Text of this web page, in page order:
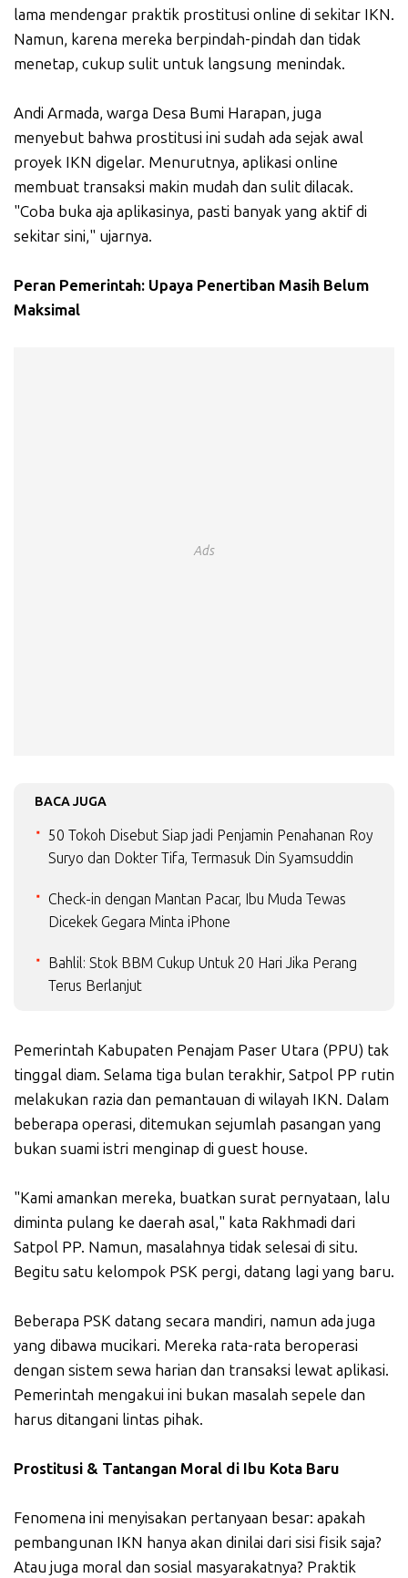
lama mendengar praktik prostitusi online di sekitar IKN.
Namun, karena mereka berpindah-pindah dan tidak
menetap, cukup sulit untuk langsung menindak.
Andi Armada, warga Desa Bumi Harapan, juga
menyebut bahwa prostitusi ini sudah ada sejak awal
proyek IKN digelar. Menurutnya, aplikasi online
membuat transaksi makin mudah dan sulit dilacak.
"Coba buka aja aplikasinya, pasti banyak yang aktif di
sekitar sini," ujarnya.
Peran Pemerintah: Upaya Penertiban Masih Belum
Maksimal
Ads
BACA JUGA
50 Tokoh Disebut Siap jadi Penjamin Penahanan Roy
Suryo dan Dokter Tifa, Termasuk Din Syamsuddin
Check-in dengan Mantan Pacar, Ibu Muda Tewas
Dicekek Gegara Minta iPhone
Bahlil: Stok BBM Cukup Untuk 20 Hari Jika Perang
Terus Berlanjut
Pemerintah Kabupaten Penajam Paser Utara (PPU) tak
tinggal diam. Selama tiga bulan terakhir, Satpol PP rutin
melakukan razia dan pemantauan di wilayah IKN. Dalam
beberapa operasi, ditemukan sejumlah pasangan yang
bukan suami istri menginap di guest house.
"Kami amankan mereka, buatkan surat pernyataan, lalu
diminta pulang ke daerah asal," kata Rakhmadi dari
Satpol PP. Namun, masalahnya tidak selesai di situ.
Begitu satu kelompok PSK pergi, datang lagi yang baru.
Beberapa PSK datang secara mandiri, namun ada juga
yang dibawa mucikari. Mereka rata-rata beroperasi
dengan sistem sewa harian dan transaksi lewat aplikasi.
Pemerintah mengakui ini bukan masalah sepele dan
harus ditangani lintas pihak.
Prostitusi & Tantangan Moral di Ibu Kota Baru
Fenomena ini menyisakan pertanyaan besar: apakah
pembangunan IKN hanya akan dinilai dari sisi fisik saja?
Atau juga moral dan sosial masyarakatnya? Praktik